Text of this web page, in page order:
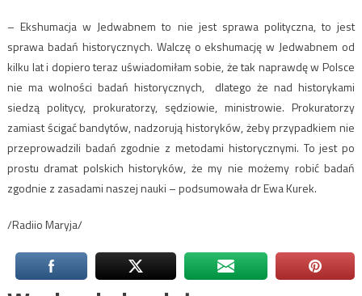
– Ekshumacja w Jedwabnem to nie jest sprawa polityczna, to jest
sprawa badań historycznych. Walczę o ekshumację w Jedwabnem od
kilku lat i dopiero teraz uświadomiłam sobie, że tak naprawdę w Polsce
nie ma wolności badań historycznych, dlatego że nad historykami
siedzą politycy, prokuratorzy, sędziowie, ministrowie. Prokuratorzy
zamiast ścigać bandytów, nadzorują historyków, żeby przypadkiem nie
przeprowadzili badań zgodnie z metodami historycznymi. To jest po
prostu dramat polskich historyków, że my nie możemy robić badań
zgodnie z zasadami naszej nauki – podsumowała dr Ewa Kurek.
/Radiio Maryja/